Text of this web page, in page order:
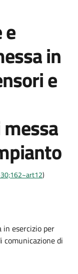
in
e
)
in esercizio per
comunicazione di